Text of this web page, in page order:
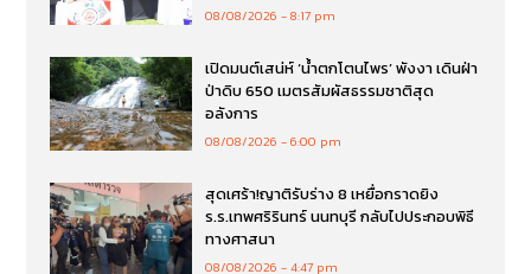
08/08/2026 8:17 pm
เปิดมนต์เสน่ห์ ‘น้ำตกโตนไพร’ พังงา เดินฝ่า
ป่าดิบ 650 เมตรสัมผัสธรรมชาติสุด
อลังการ
08/08/2026 6:00 pm
สุดเศร้า!ญาติรับร่าง 8 เหยื่อกราดยิง
ร.ร.เทพศริรินทร์ นนทบุรี กลับไปประกอบพิธี
ทางศาสนา
08/08/2026 4:47 pm